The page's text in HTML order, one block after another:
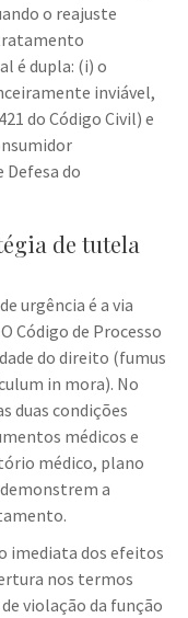
o reajuste
é dupla: (i) o
inviável,
do Código Civil) e
Defesa do
de tutela
urgência é a via
Código de Processo
do direito (fumus
in mora). No
duas condições
médicos e
médico, plano
a
imediata dos efeitos
nos termos
violação da função